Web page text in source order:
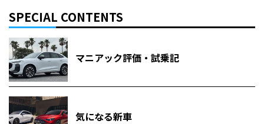
SPECIAL CONTENTS
マニアック評価・試乗記
気になる新車